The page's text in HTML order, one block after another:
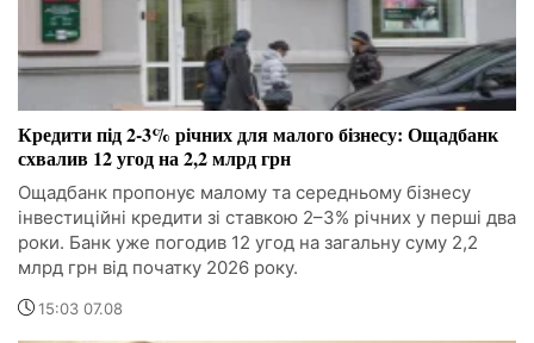
Кредити під 2-3% річних для малого бізнесу: Ощадбанк
схвалив 12 угод на 2,2 млрд грн
Ощадбанк пропонує малому та середньому бізнесу
інвестиційні кредити зі ставкою 2–3% річних у перші два
роки. Банк уже погодив 12 угод на загальну суму 2,2
млрд грн від початку 2026 року.
15:03 07.08